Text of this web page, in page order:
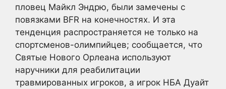
пловец Майкл Эндрю, были замечены с
повязками BFR на конечностях. И эта
тенденция распространяется не только на
спортсменов-олимпийцев; сообщается, что
Святые Нового Орлеана используют
наручники для реабилитации
травмированных игроков, а игрок НБА Дуайт